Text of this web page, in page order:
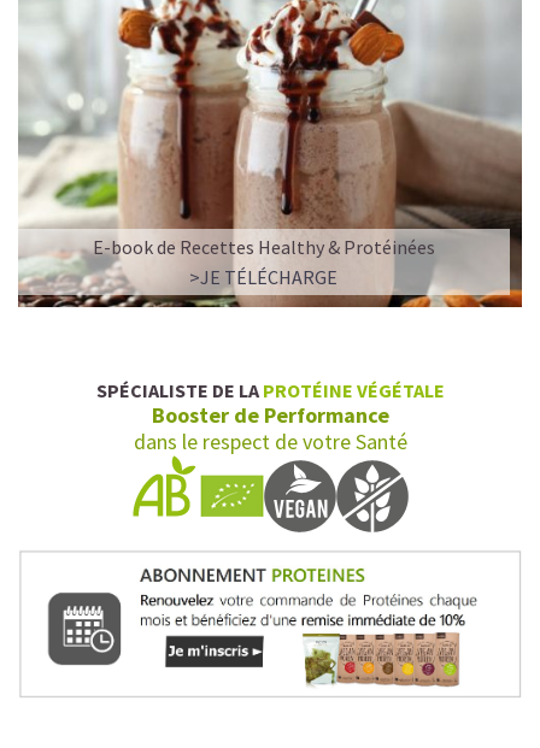
E-book de Recettes Healthy & Protéinées
>JE TÉLÉCHARGE
SPÉCIALISTE DE LA PROTÉINE VÉGÉTALE
Booster de Performance
dans le respect de votre Santé